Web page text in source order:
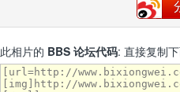
此相片的 BBS 论坛代码: 直接复制